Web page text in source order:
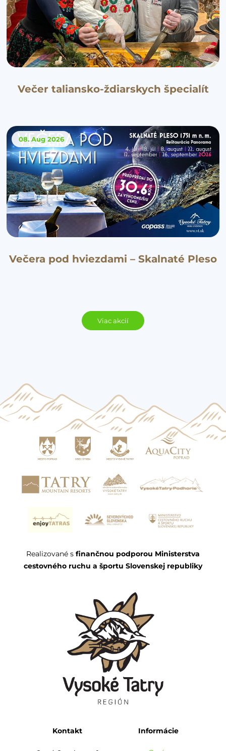
Večer taliansko-ždiarskych špecialít
08. Aug 2026
Večera pod hviezdami – Skalnaté Pleso
Viac akcií
Realizované s finančnou podporou Ministerstva
cestovného ruchu a športu Slovenskej republiky
Kontakt Informácie